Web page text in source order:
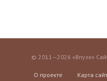
© 2011—2026 «Впузо»
О проекте Карта